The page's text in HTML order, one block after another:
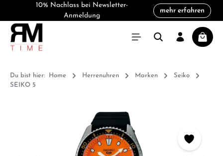
10% Nachlass bei Newsletter-
Anmeldung
mehr erfahren
Du bist hier: Home Herrenuhren Marken
Seiko
SEIKO 5
Bildergalerie überspringen